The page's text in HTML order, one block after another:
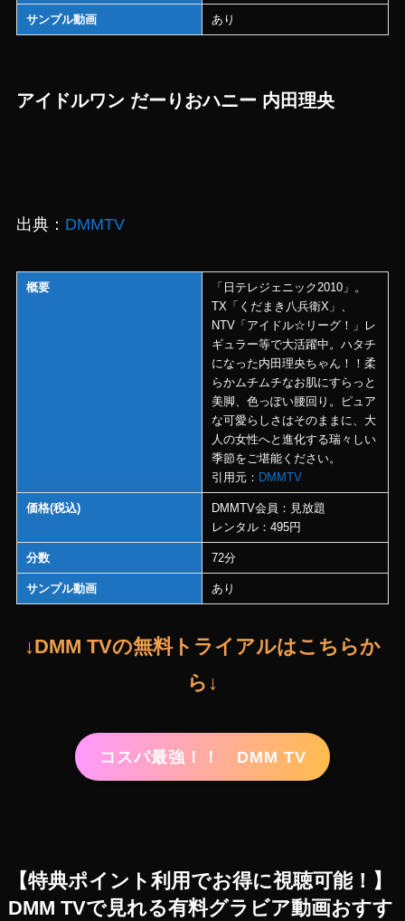
サンプル動画 あり
アイドルワン だーりおハニー 内田理央
出典： DMMTV
概要
「日テレジェニック2010」。
TX「くだまき八兵衛X」、
NTV「アイドル☆リーグ！」レ
ギュラー等で大活躍中。ハタチ
になった内田理央ちゃん！！柔
らかムチムチなお肌にすらっと
美脚、色っぽい腰回り。ピュア
な可愛らしさはそのままに、大
人の女性へと進化する瑞々しい
季節をご堪能ください。
引用元： DMMTV
価格(税込)
DMMTV会員：見放題
レンタル：495円
分数 72分
サンプル動画 あり
↓DMM TVの無料トライアルはこちらか
ら↓
コスパ最強！！ DMM TV
【特典ポイント利用でお得に視聴可能！】
DMM TVで見れる有料グラビア動画おすす